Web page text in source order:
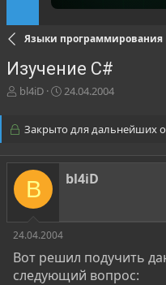
Языки программирования
Изучение С#
А
о
т
е
ы
bl4iD
Д
а
а
ч
а
24.04.2004
Закрыто для дальнейших
B bl4iD
24.04.2004
Вот решил подучить
следующий вопрос: